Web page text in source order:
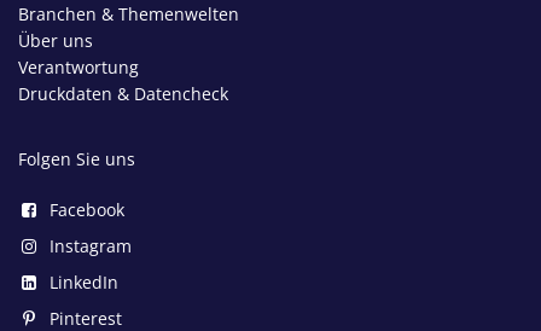
Branchen & Themenwelten
Über uns
Verantwortung
Druckdaten & Datencheck
Folgen Sie uns
Facebook
Instagram
LinkedIn
Pinterest